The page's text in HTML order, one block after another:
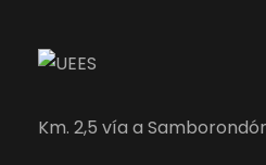
Km. 2,5 vía a